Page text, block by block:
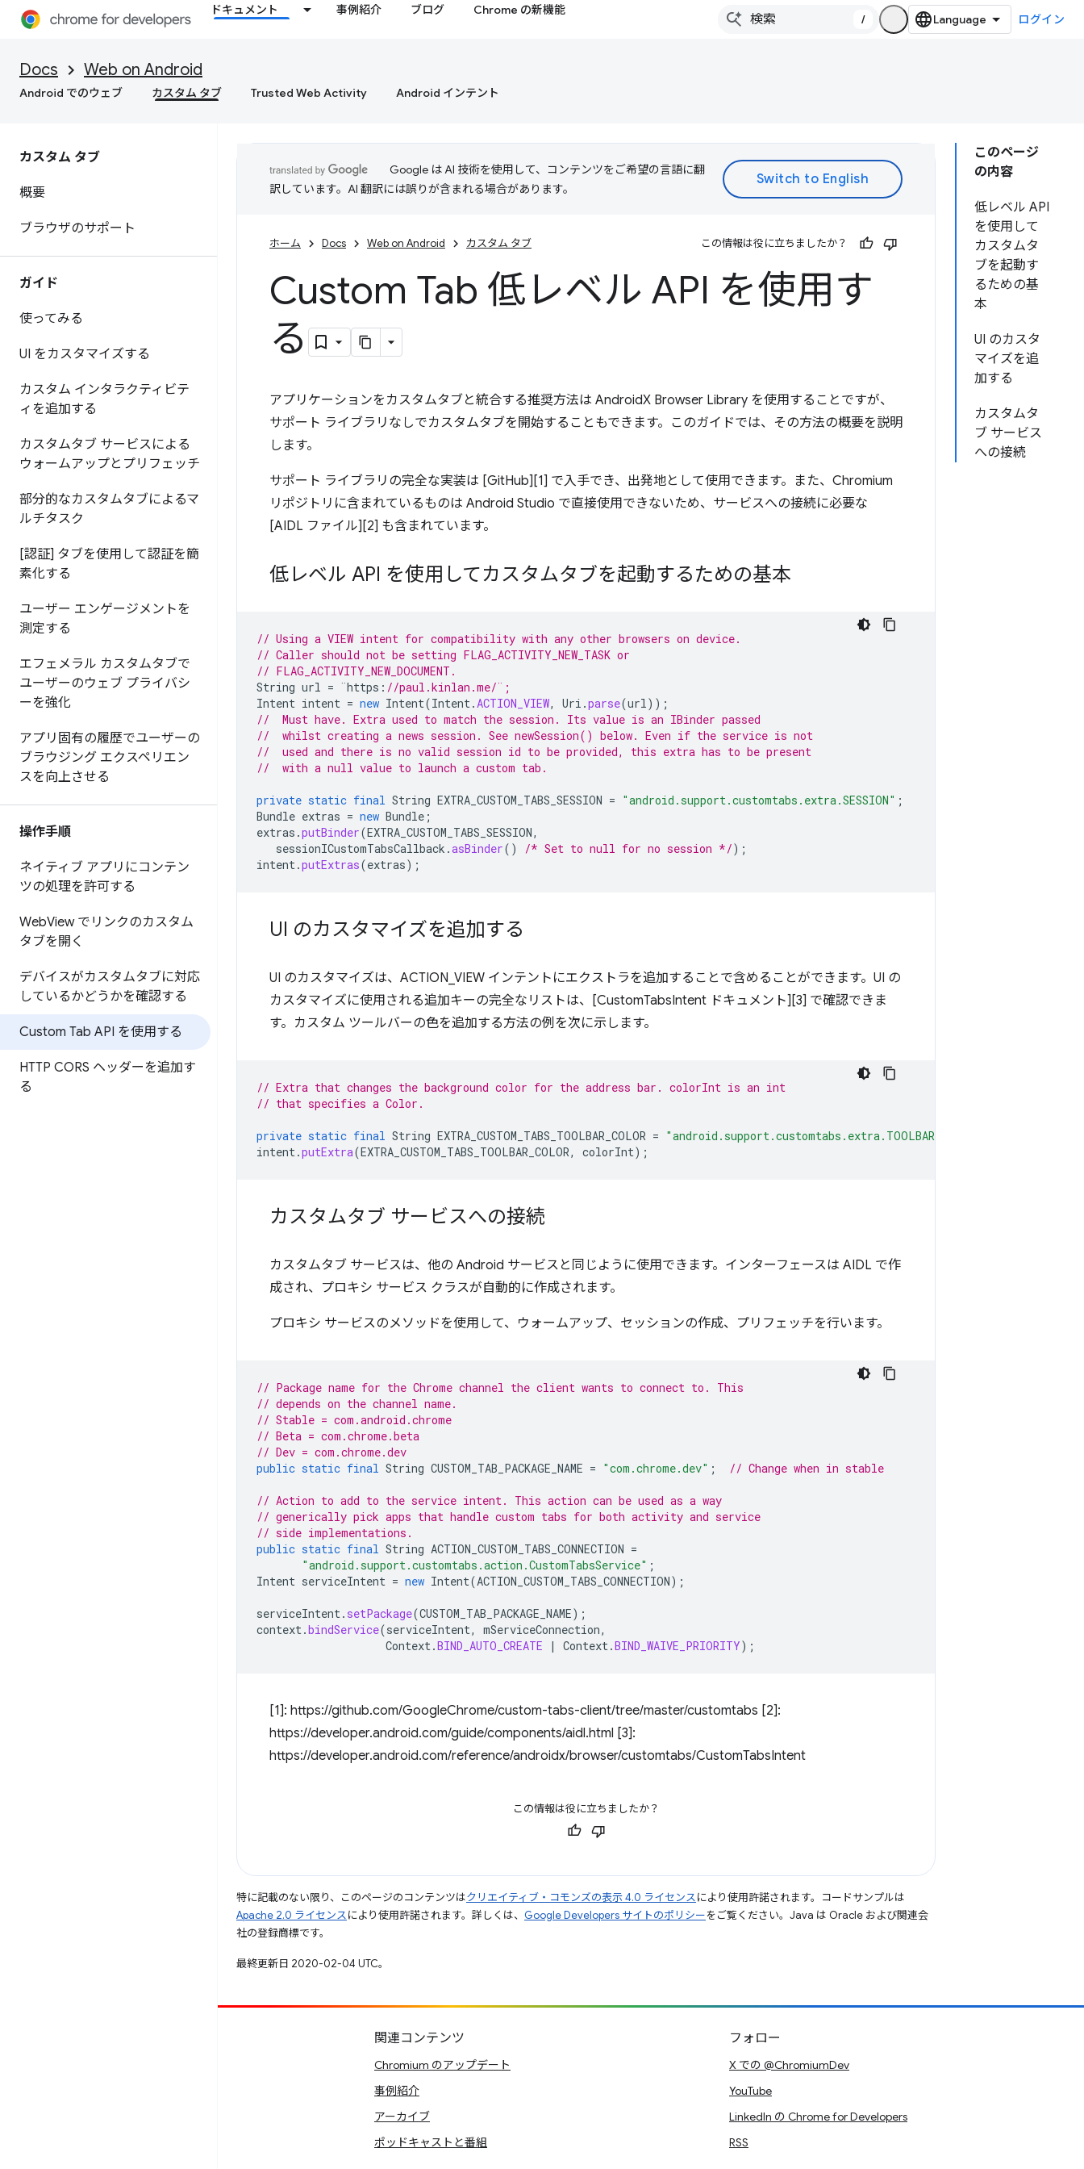
ドキュメント 事例紹介 ブログ Chrome の新機能
/ ログイン
Docs Web on Android
Android でのウェブ カスタム タブ Trusted Web Activity Android インテント
カスタム タブ
概要
ブラウザのサポート
ガイド
使ってみる
UI をカスタマイズする
カスタム インタラクティビテ
ィを追加する
カスタムタブ サービスによる
ウォームアップとプリフェッチ
部分的なカスタムタブによるマ
ルチタスク
[認証] タブを使用して認証を簡
素化する
ユーザー エンゲージメントを
測定する
エフェメラル カスタムタブで
ユーザーのウェブ プライバシ
ーを強化
アプリ固有の履歴でユーザーの
ブラウジング エクスペリエン
スを向上させる
操作手順
ネイティブ アプリにコンテン
ツの処理を許可する
WebView でリンクのカスタム
タブを開く
デバイスがカスタムタブに対応
しているかどうかを確認する
Custom Tab API を使用する
HTTP CORS ヘッダーを追加す
る
このページ
の内容
低レベル API
を使用して
カスタムタ
ブを起動す
るための基
本
UI のカスタ
マイズを追
加する
カスタムタ
ブ サービス
への接続
Google は AI 技術を使用して、コンテンツをご希望の言語に翻
訳しています。AI 翻訳には誤りが含まれる場合があります。
ホーム Docs Web on Android カスタム タブ この情報は役に立ちましたか？
Custom Tab 低レベル API を使用す
る
アプリケーションをカスタムタブと統合する推奨方法は AndroidX Browser Library を使用することですが、
サポート ライブラリなしでカスタムタブを開始することもできます。このガイドでは、その方法の概要を説明
します。
サポート ライブラリの完全な実装は [GitHub][1] で入手でき、出発地として使用できます。また、Chromium
リポジトリに含まれているものは Android Studio で直接使用できないため、サービスへの接続に必要な
[AIDL ファイル][2] も含まれています。
低レベル API を使用してカスタムタブを起動するための基本
// Using a VIEW intent for compatibility with any other browsers on device.
// Caller should not be setting FLAG_ACTIVITY_NEW_TASK or
// FLAG_ACTIVITY_NEW_DOCUMENT.
String url = ¨https : //paul.kinlan.me/¨;
Intent intent = new Intent(Intent.ACTION_VIEW, Uri .parse(url));
//  Must have. Extra used to match the session. Its value is an IBinder passed
//  whilst creating a news session. See newSession() below. Even if the service is not
//  used and there is no valid session id to be provided, this extra has to be present
//  with a null value to launch a custom tab.
private static final String EXTRA_CUSTOM_TABS_SESSION = "android.support.customtabs.extra.SESSION" ;
Bundle extras = new Bundle ;
extras .putBinder(EXTRA_CUSTOM_TABS_SESSION,
sessionICustomTabsCallback .asBinder() /* Set to null for no session */);
intent.putExtras(extras);
UI のカスタマイズを追加する
UI のカスタマイズは、ACTION_VIEW インテントにエクストラを追加することで含めることができます。UI の
カスタマイズに使用される追加キーの完全なリストは、[CustomTabsIntent ドキュメント][3] で確認できま
す。カスタム ツールバーの色を追加する方法の例を次に示します。
// Extra that changes the background color for the address bar. colorInt is an int
// that specifies a Color.
private static final String EXTRA_CUSTOM_TABS_TOOLBAR_COLOR = "android.support.customtabs.extra.TOOLBAR_COLOR"
intent.putExtra(EXTRA_CUSTOM_TABS_TOOLBAR_COLOR, colorInt);
カスタムタブ サービスへの接続
カスタムタブ サービスは、他の Android サービスと同じように使用できます。インターフェースは AIDL で作
成され、プロキシ サービス クラスが自動的に作成されます。
プロキシ サービスのメソッドを使用して、ウォームアップ、セッションの作成、プリフェッチを行います。
// Package name for the Chrome channel the client wants to connect to. This
// depends on the channel name.
// Stable = com.android.chrome
// Beta = com.chrome.beta
// Dev = com.chrome.dev
public static final String CUSTOM_TAB_PACKAGE_NAME = "com.chrome.dev" ; // Change when in stable
// Action to add to the service intent. This action can be used as a way
// generically pick apps that handle custom tabs for both activity and service
// side implementations.
public static final String ACTION_CUSTOM_TABS_CONNECTION =
"android.support.customtabs.action.CustomTabsService" ;
Intent serviceIntent = new Intent(ACTION_CUSTOM_TABS_CONNECTION);
serviceIntent. setPackage(CUSTOM_TAB_PACKAGE_NAME);
context.bindService(serviceIntent, mServiceConnection,
Context.BIND_AUTO_CREATE | Context.BIND_WAIVE_PRIORITY);
[1]: https://github.com/GoogleChrome/custom-tabs-client/tree/master/customtabs [2]:
https://developer.android.com/guide/components/aidl.html [3]:
https://developer.android.com/reference/androidx/browser/customtabs/CustomTabsIntent
この情報は役に立ちましたか？
特に記載のない限り、このページのコンテンツはクリエイティブ・コモンズの表示 4.0 ライセンスにより使用許諾されます。コードサンプルは
Apache 2.0 ライセンスにより使用許諾されます。詳しくは、 Google Developers サイトのポリシーをご覧ください。Java は Oracle および関連会
社の登録商標です。
最終更新日 2020-02-04 UTC。
関連コンテンツ
Chromium のアップデート
事例紹介
アーカイブ
ポッドキャストと番組
フォロー
X での @ChromiumDev
YouTube
LinkedIn の Chrome for Developers
RSS